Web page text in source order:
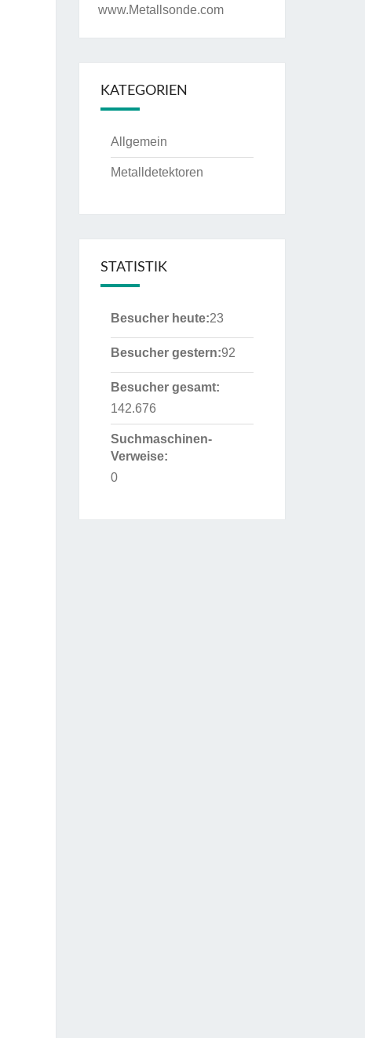
www.Metallsonde.com
KATEGORIEN
Allgemein
Metalldetektoren
STATISTIK
Besucher heute:23
Besucher gestern:92
Besucher gesamt:
142.676
Suchmaschinen-
Verweise:
0